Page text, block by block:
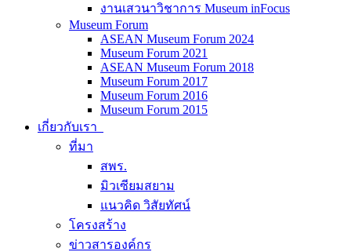
งานเสวนาวิชาการ Museum inFocus
Museum Forum
ASEAN Museum Forum 2024
Museum Forum 2021
ASEAN Museum Forum 2018
Museum Forum 2017
Museum Forum 2016
Museum Forum 2015
เกี่ยวกับเรา
ที่มา
สพร.
มิวเซียมสยาม
แนวคิด วิสัยทัศน์
โครงสร้าง
ข่าวสารองค์กร